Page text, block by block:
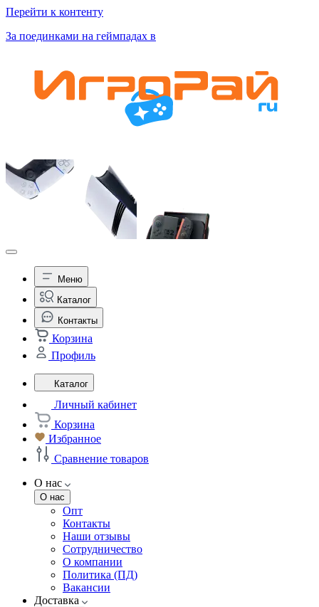
Перейти к контенту
За поединками на геймпадах в
Меню
Каталог
Контакты
Корзина
Профиль
Каталог
Личный кабинет
Корзина
Избранное
Сравнение товаров
О нас
О нас
Опт
Контакты
Наши отзывы
Сотрудничество
О компании
Политика (ПД)
Вакансии
Доставка